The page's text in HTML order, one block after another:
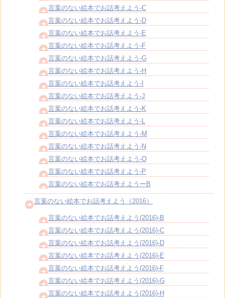
言葉のない絵本でお話考えよう-C
言葉のない絵本でお話考えよう-D
言葉のない絵本でお話考えよう-E
言葉のない絵本でお話考えよう-F
言葉のない絵本でお話考えよう-G
言葉のない絵本でお話考えよう-H
言葉のない絵本でお話考えよう-I
言葉のない絵本でお話考えよう-J
言葉のない絵本でお話考えよう-K
言葉のない絵本でお話考えよう-L
言葉のない絵本でお話考えよう-M
言葉のない絵本でお話考えよう-N
言葉のない絵本でお話考えよう-O
言葉のない絵本でお話考えよう-P
言葉のない絵本でお話考えようーB
言葉のない絵本でお話考えよう（2016）
言葉のない絵本でお話考えよう(2016)-B
言葉のない絵本でお話考えよう(2016)-C
言葉のない絵本でお話考えよう(2016)-D
言葉のない絵本でお話考えよう(2016)-E
言葉のない絵本でお話考えよう(2016)-F
言葉のない絵本でお話考えよう(2016)-G
言葉のない絵本でお話考えよう(2016)-H